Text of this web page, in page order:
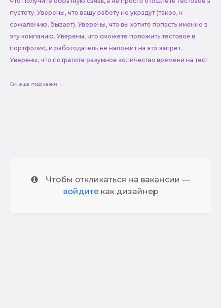
пустоту. Уверены, что вашу работу не украдут (такое, к
сожалению, бывает). Уверены, что вы хотите попасть именно в
эту компанию. Уверены, что сможете положить тестовое в
портфолио, и работодатель не наложит на это запрет.
Уверены, что потратите разумное количество времени на тест.
См. еще подсказки →
Чтобы откликаться на вакансии —
войдитекак дизайнер